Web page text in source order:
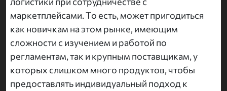
маркетплейсами. То есть, может пригодиться
как новичкам на этом рынке, имеющим
сложности с изучением и работой по
регламентам, так и крупным поставщикам, у
которых слишком много продуктов, чтобы
предоставлять индивидуальный подход к